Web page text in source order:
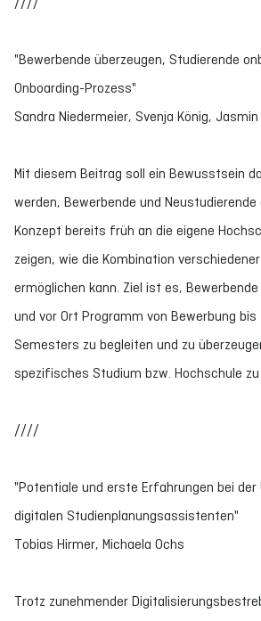
"Bewerbende überzeugen, Studierende
Onboarding-Prozess"
Sandra Niedermeier, Svenja König, Jasmin
Mit diesem Beitrag soll ein Bewusstsein
werden, Bewerbende und
Konzept bereits früh an die eigene
zeigen, wie die Kombination
ermöglichen kann. Ziel ist es,
und vor Ort Programm von Bewerbung
Semesters zu begleiten und zu
spezifisches Studium bzw. Hochschule zu
////
"Potentiale und erste Erfahrungen bei der
digitalen Studienplanungsassistenten"
Tobias Hirmer, Michaela Ochs
Trotz zunehmender